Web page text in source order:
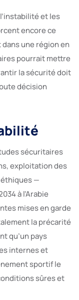
et les
encore ce
une région en
pourrait mettre
la sécurité doit
décision
sécuritaires
exploitation des
—
à l’Arabie
mises en garde
la précarité
qu’un pays
internes et
sportif le
sûres et